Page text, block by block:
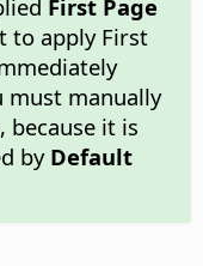
First Page
to apply First
must manually
because it is
by Default